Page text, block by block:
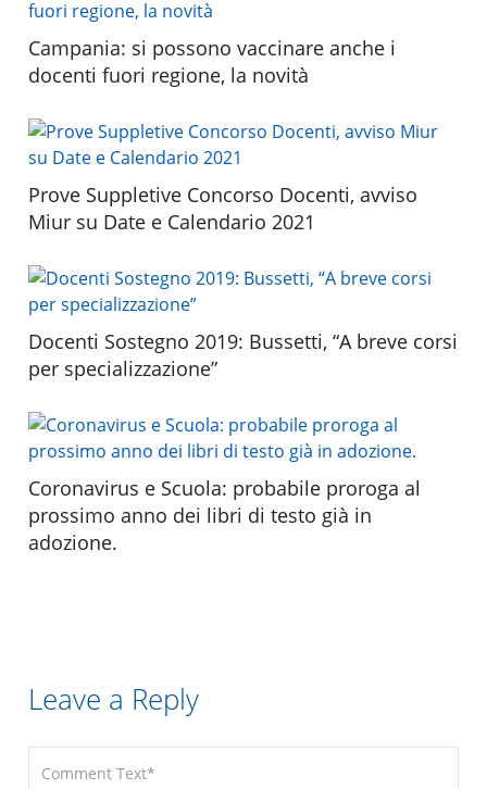
Campania: si possono vaccinare anche i
docenti fuori regione, la novità
Prove Suppletive Concorso Docenti, avviso
Miur su Date e Calendario 2021
Docenti Sostegno 2019: Bussetti, “A breve corsi
per specializzazione”
Coronavirus e Scuola: probabile proroga al
prossimo anno dei libri di testo già in
adozione.
Leave a Reply